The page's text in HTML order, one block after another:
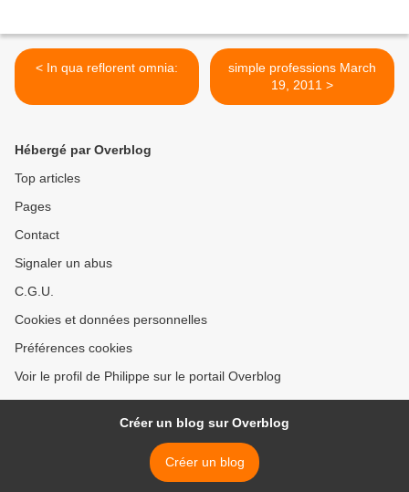
< In qua reflorent omnia:
simple professions March
19, 2011 >
Hébergé par Overblog
Top articles
Pages
Contact
Signaler un abus
C.G.U.
Cookies et données personnelles
Préférences cookies
Voir le profil de Philippe sur le portail Overblog
Créer un blog sur Overblog
Créer un blog